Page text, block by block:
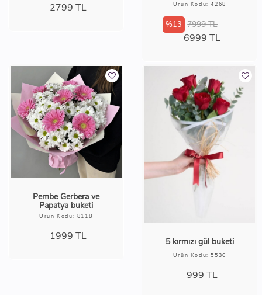
2799 TL Ürün Kodu: 4268
%13 7999 TL
6999 TL
Pembe Gerbera ve
Papatya buketi
Ürün Kodu: 8118
1999 TL 5 kırmızı gül buketi
Ürün Kodu: 5530
999 TL